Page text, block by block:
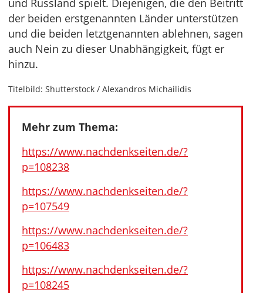
und Russland spielt. Diejenigen, die den Beitritt
der beiden erstgenannten Länder unterstützen
und die beiden letztgenannten ablehnen, sagen
auch Nein zu dieser Unabhängigkeit, fügt er
hinzu.
Titelbild: Shutterstock / Alexandros Michailidis
Mehr zum Thema:
https://www.nachdenkseiten.de/?
p=108238
https://www.nachdenkseiten.de/?
p=107549
https://www.nachdenkseiten.de/?
p=106483
https://www.nachdenkseiten.de/?
p=108245